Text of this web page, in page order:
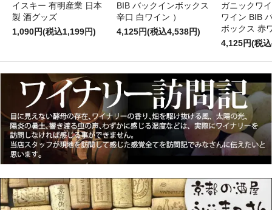
イスキー 有明産業 日本
製 酒グッズ
1,090円(税込1,199円)
BIB バックインボックス
辛口 白ワイン ）
4,125円(税込4,538円)
ガニックワ
ワイン BIB
ボックス 赤
4,125円(税